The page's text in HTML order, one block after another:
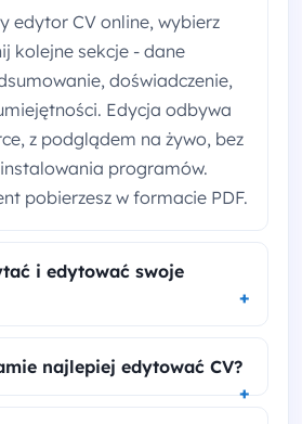
edytor CV online, wybierz
kolejne sekcje - dane
doświadczenie,
Edycja odbywa
z podglądem na żywo, bez
programów.
pobierzesz w formacie PDF.
i edytować swoje
najlepiej edytować CV?